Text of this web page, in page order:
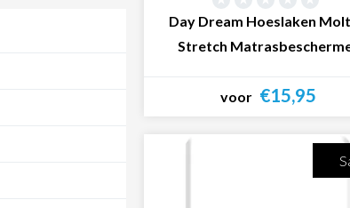
Day Dream Hoeslaken
Stretch
voor €15,95